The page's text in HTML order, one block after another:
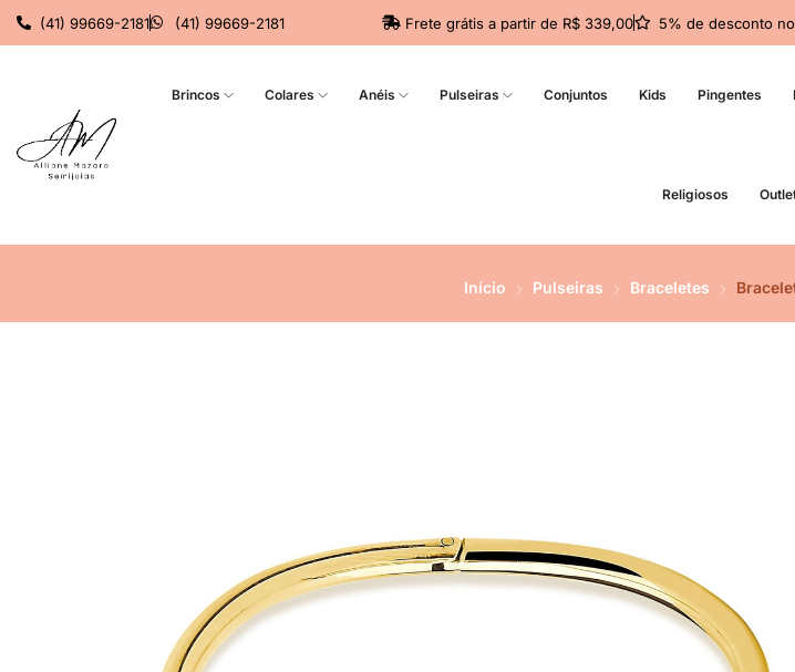
(41) 99669-2181 (41) 99669-2181 Frete grátis a partir de R$ 339,00 5% de desconto no
Brincos Colares Anéis Pulseiras Conjuntos Kids Pingentes
Religiosos
Início Pulseiras Braceletes